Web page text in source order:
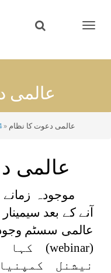
عالمی
عالمی دعوت کا نظام
عالمی
موجودہ
آنے کے بعد
عالمی سسٹم وجود
(
webinar) کہا
نیشنل